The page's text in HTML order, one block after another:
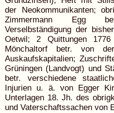
der Neokommunikanten;
Zimmermann Egg
Verselbständigung der
Oetwil; 2 Quittungen
Mönchaltorf betr. von
Auskaufskapitalien;
Grüningen (Landvogt) und
betr. verschiedene
Injurien u. ä. von Egger
Unterlagen 18. Jh. des
und Vaterschaftssachen von